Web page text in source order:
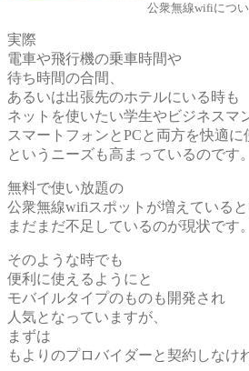
公衆無線wifiにつ
実際
電車や飛行機の乗車時間や
待ち時間の合間、
あるいは出張先のホテルにいる時も
ネットを使いたい学生やビジネスマ
スマートフォンとPCと両方を快適に
というニーズも高まっているのです。
無料で使い放題の
公衆無線wifiスポットが増えていると
まだまだ不足しているのが現状です。
そのような時でも
便利に使えるようにと
モバイルタイプのものも開発され
人気となっていますが、
まずは
もよりのプロバイダーと契約しなけ